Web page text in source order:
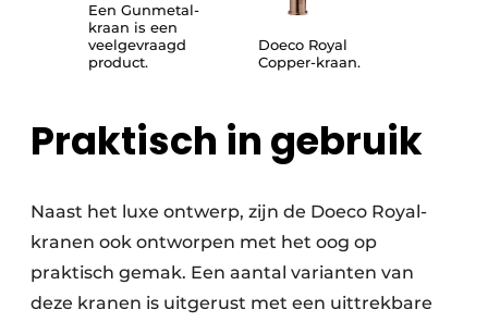
Een Gunmetal-
kraan is een
veelgevraagd
product.
Doeco Royal
Copper-kraan.
Praktisch in gebruik
Naast het luxe ontwerp, zijn de Doeco Royal-
kranen ook ontworpen met het oog op
praktisch gemak. Een aantal varianten van
deze kranen is uitgerust met een uittrekbare